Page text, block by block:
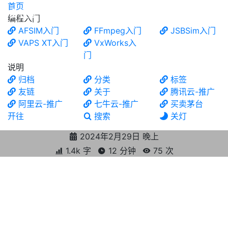
食铁兽
首页
编程入门
AFSIM入门
FFmpeg入门
JSBSim入门
VAPS XT入门
VxWorks入
门
说明
归档
分类
标签
友链
关于
腾讯云-推广
阿里云-推广
七牛云-推广
买卖茅台
开往
搜索
关灯
2024年2月29日 晚上
1.4k 字
12 分钟 75 次